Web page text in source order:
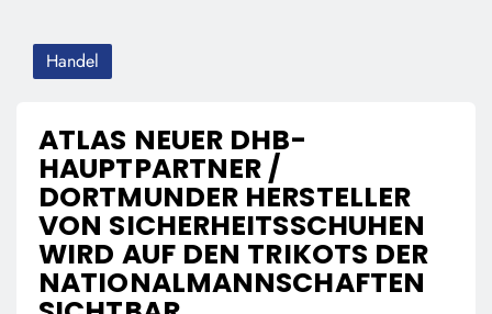
Handel
ATLAS NEUER DHB-
HAUPTPARTNER /
DORTMUNDER HERSTELLER
VON SICHERHEITSSCHUHEN
WIRD AUF DEN TRIKOTS DER
NATIONALMANNSCHAFTEN